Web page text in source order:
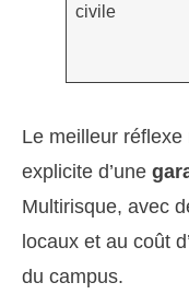
civile
Le meilleur
explicite d’une
Multirisque, avec
locaux et au coût
du campus.